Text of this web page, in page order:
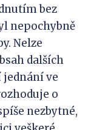
bez
nepochybně
Nelze
dalších
jednání ve
o
nezbytné,